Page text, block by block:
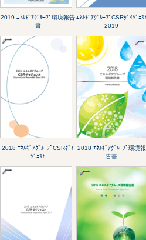
2019 ｴﾈﾙｷﾞｱｸﾞﾙｰﾌﾟ環境報告
書
ｴﾈﾙｷﾞｱｸﾞﾙｰﾌﾟCSRﾀﾞｲｼﾞｪｽ
2019
2018 ｴﾈﾙｷﾞｱｸﾞﾙｰﾌﾟCSRﾀﾞｲ
ｼﾞｪｽﾄ
2018 ｴﾈﾙｷﾞｱｸﾞﾙｰﾌﾟ環境報
告書